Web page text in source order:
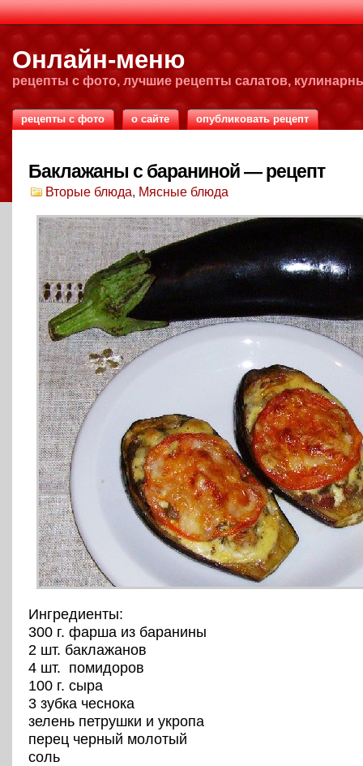
Онлайн-меню
рецепты с фото, лучшие рецепты салатов,
рецепты с фото о сайте опубликовать рецепт
Баклажаны с бараниной — рецепт
Вторые блюда, Мясные блюда
Ингредиенты:
300 г. фарша из баранины
2 шт. баклажанов
4 шт. помидоров
100 г. сыра
3 зубка чеснока
зелень петрушки и укропа
перец черный молотый
соль